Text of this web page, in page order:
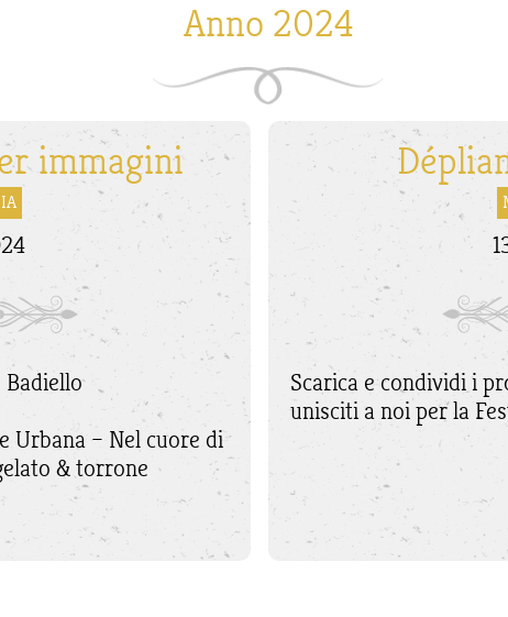
Anno 2024
immagini
Urbana – Nel cuore di
& torrone
Scarica e condividi i
unisciti a noi per la